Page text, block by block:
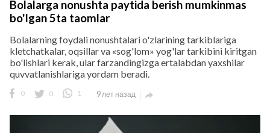
Bolalarga nonushta paytida berish mumkinmas
bo'lgan 5ta taomlar
Bolalarning foydali nonushtalari o'zlarining tarkiblariga
kletchatkalar, oqsillar va «sog'lom» yog'lar tarkibini kiritgan
bo'lishlari kerak, ular farzandingizga ertalabdan yaxshilar
quvvatlanishlariga yordam beradi.
0 0 1 9 лет назад 